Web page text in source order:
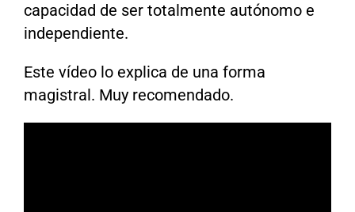
capacidad de ser totalmente autónomo e
independiente.
Este vídeo lo explica de una forma
magistral. Muy recomendado.